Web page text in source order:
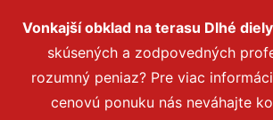
Vonkajší obklad na terasu Dlhé diely
skúsených a zodpovedných
rozumný peniaz? Pre viac
cenovú ponuku nás neváhajte